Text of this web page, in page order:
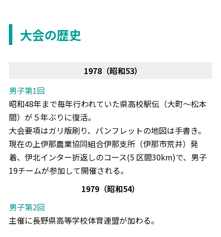
大会の歴史
1978（昭和53）
男子第1回
昭和48年まで毎年行われていた県高校駅伝（大町～松本
間）が５年ぶりに復活。
大会要項はガリ版刷り、パンフレットの地図は手書き。
現在の上伊那農業協同組合伊那支所（伊那市荒井）発
着、伊北インター折返しのコース(5 区間30km)で、男子
19チームが参加して開催される。
1979（昭和54）
男子第2回
主催に長野県高等学校体育連盟が加わる。